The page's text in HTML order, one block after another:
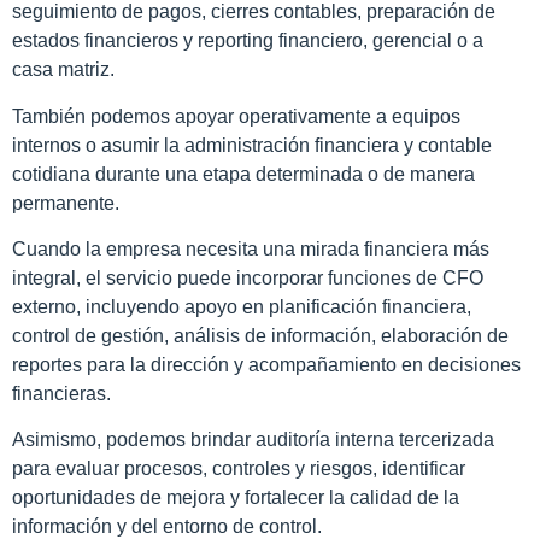
seguimiento de pagos, cierres contables, preparación de
estados financieros y reporting financiero, gerencial o a
casa matriz.
También podemos apoyar operativamente a equipos
internos o asumir la administración financiera y contable
cotidiana durante una etapa determinada o de manera
permanente.
Cuando la empresa necesita una mirada financiera más
integral, el servicio puede incorporar funciones de CFO
externo, incluyendo apoyo en planificación financiera,
control de gestión, análisis de información, elaboración de
reportes para la dirección y acompañamiento en decisiones
financieras.
Asimismo, podemos brindar auditoría interna tercerizada
para evaluar procesos, controles y riesgos, identificar
oportunidades de mejora y fortalecer la calidad de la
información y del entorno de control.